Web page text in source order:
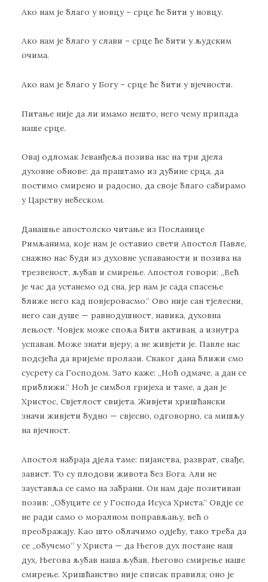
Ако нам је благо у новцу – срце ће бити у новцу.
Ако нам је благо у слави – срце ће бити у људским
очима.
Ако нам је благо у Богу – срце ће бити у вјечности.
Питање није да ли имамо нешто, него чему припада
наше срце.
Овај одломак Јеванђеља позива нас на три дјела
духовне обнове: да праштамо из дубине срца, да
постимо смирено и радосно, да своје благо сабирамо
у Царству небеском.
Данашње апостолско читање из Посланице
Римљанима, које нам је оставио свети Апостол Павле,
снажно нас буди из духовне успаваности и позива на
трезвеност, љубав и смирење. Апостол говори: „Већ
је час да устанемо од сна, јер нам је сада спасење
ближе него кад повјеровасмо.“ Ово није сан тјелесни,
него сан душе — равнодушност, навика, духовна
лењост. Човјек може споља бити активан, а изнутра
успаван. Може знати вјеру, а не живјети је. Павле нас
подсјећа да вријеме пролази. Сваког дана ближи смо
сусрету са Господом. Зато каже: „Ноћ одмаче, а дан се
приближи.“ Ноћ је симбол гријеха и таме, а дан је
Христос, Свјетлост свијета. Живјети хришћански
значи живјети будно — свјесно, одговорно, са мишљу
на вјечност.
Апостол набраја дјела таме: пијанства, разврат, свађе,
завист. То су плодови живота без Бога. Али не
зауставља се само на забрани. Он нам даје позитиван
позив: „Обуците се у Господа Исуса Христа.“ Овдје се
не ради само о моралном поправљању, већ о
преображају. Као што облачимо одјећу, тако треба да
се „обучемо“ у Христа — да Његов дух постане наш
дух, Његова љубав наша љубав, Његово смирење наше
смирење. Хришћанство није списак правила; оно је